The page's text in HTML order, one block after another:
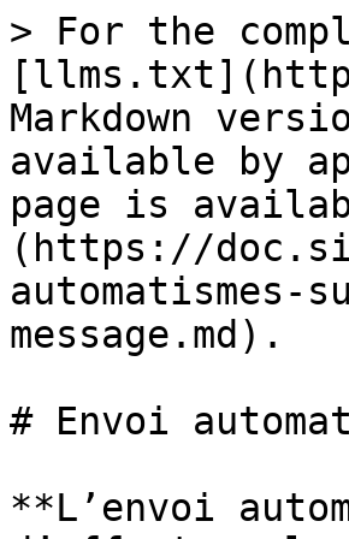
> For the
Markdown
available by
page is
(https://
automatismes-
message.md).
# Envoi
**L’envoi